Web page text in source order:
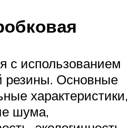
с использованием
резины. Основные
характеристики,
шума,